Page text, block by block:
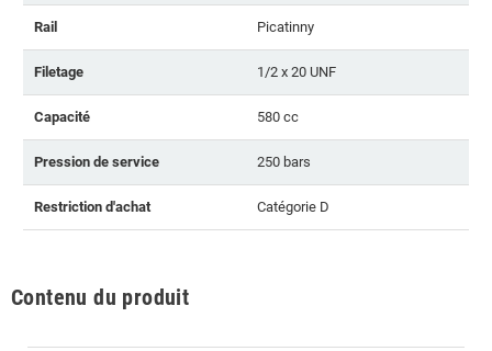
Rail Picatinny
Filetage 1/2 x 20 UNF
Capacité 580 cc
Pression de service 250 bars
Restriction d'achat Catégorie D
Contenu du produit